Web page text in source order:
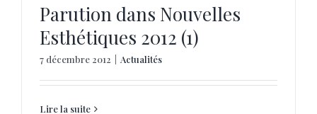
Parution dans Nouvelles
Esthétiques 2012 (1)
7 décembre 2012 Actualités
Lire la suite